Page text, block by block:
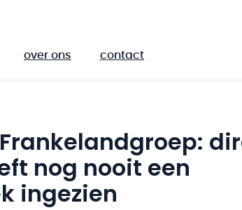
over ons contact
nog nooit een
ingezien